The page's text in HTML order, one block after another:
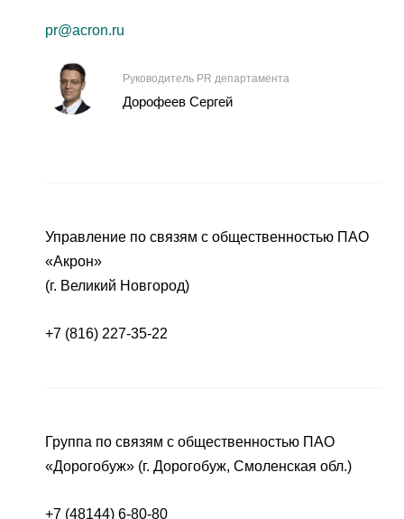
pr@acron.ru
Руководитель PR департамента
Дорофеев Сергей
Управление по связям с общественностью ПАО
«Акрон»
(г. Великий Новгород)
+7 (816) 227-35-22
Группа по связям с общественностью ПАО
«Дорогобуж» (г. Дорогобуж, Смоленская обл.)
+7 (48144) 6-80-80